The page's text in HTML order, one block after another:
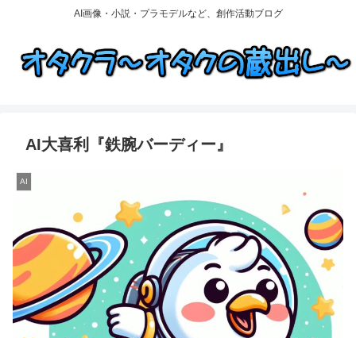
AI画像・小説・プラモデルなど、創作活動ブログ
AI大喜利『鉄腕バーディー』
AI